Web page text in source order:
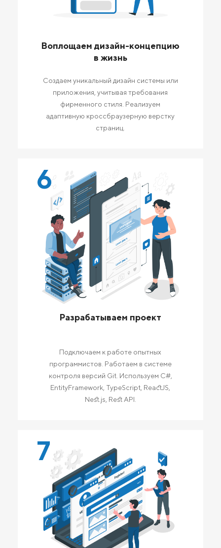
Воплощаем дизайн-концепцию
в жизнь
Создаем уникальный дизайн системы или
приложения, учитывая требования
фирменного стиля. Реализуем
адаптивную кроссбраузерную верстку
страниц.
6
Разрабатываем проект
Подключаем к работе опытных
программистов. Работаем в системе
контроля версий Git. Используем C#,
EntityFramework, TypeScript, ReactJS,
Nest.js, Rest API.
7